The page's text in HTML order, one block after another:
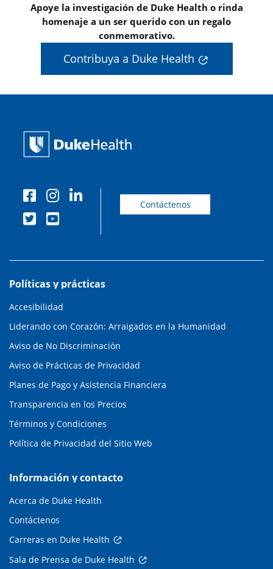
Apoye la investigación de Duke Health o rinda
homenaje a un ser querido con un regalo
conmemorativo.
Contribuya a Duke Health
Contáctenos
Políticas y prácticas
Accesibilidad
Liderando con Corazón: Arraigados en la Humanidad
Aviso de No Discriminación
Aviso de Prácticas de Privacidad
Planes de Pago y Asistencia Financiera
Transparencia en los Precios
Términos y Condiciones
Política de Privacidad del Sitio Web
Información y contacto
Acerca de Duke Health
Contáctenos
Carreras en Duke Health
Sala de Prensa de Duke Health